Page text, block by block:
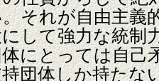
それが自由主義
して強力な統制
にとっては自己
団体しか持たな